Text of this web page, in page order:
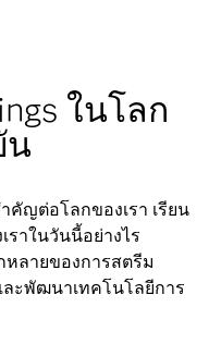
ในโลก
น
คัญต่อโลกของเรา เรียน
ราในวันนี้อย่างไร
ลายของการสตรีม
ะพัฒนาเทคโนโลยีการ